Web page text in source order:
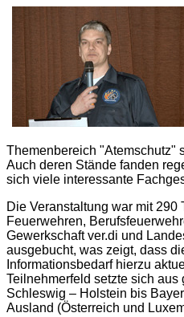
Themenbereich "Atemschutz"
Auch deren Stände fanden
sich viele interessante
Die Veranstaltung war mit
Feuerwehren,
Gewerkschaft ver.di und
ausgebucht, was zeigt, dass
Informationsbedarf hierzu
Teilnehmerfeld setzte sich aus
Schleswig – Holstein bis
Ausland (Österreich und